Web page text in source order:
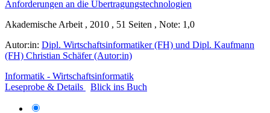
Akademische Arbeit , 2010 , 51 Seiten , Note: 1,0
Autor:in: Dipl. Wirtschaftsinformatiker (FH) und Dipl. Kaufmann
(FH) Christian Schäfer (Autor:in)
Informatik - Wirtschaftsinformatik
Leseprobe & Details
Blick ins Buch